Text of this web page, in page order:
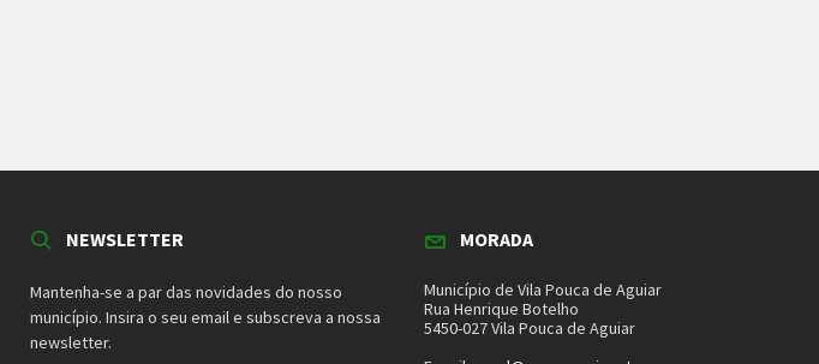
NEWSLETTER
Mantenha-se a par das novidades do nosso
município. Insira o seu email e subscreva a nossa
newsletter.
MORADA
Município de Vila Pouca de Aguiar
Rua Henrique Botelho
5450-027 Vila Pouca de Aguiar